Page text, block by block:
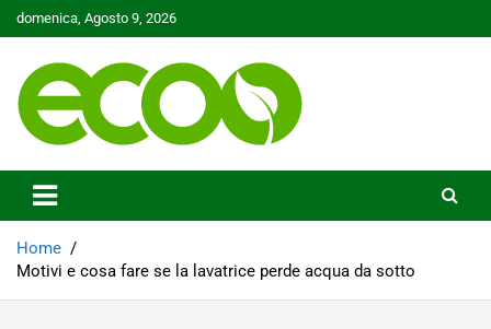
Skip
to
domenica, Agosto 9, 2026
Ecoo.it
Home
Motivi e cosa fare se la lavatrice perde acqua da sotto